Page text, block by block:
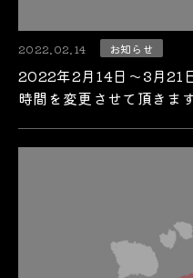
2022.02.14 お知らせ
2022年2月14日～3月21
時間を変更させて頂き